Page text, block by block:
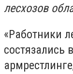
лесхозов
«Работники
состязались